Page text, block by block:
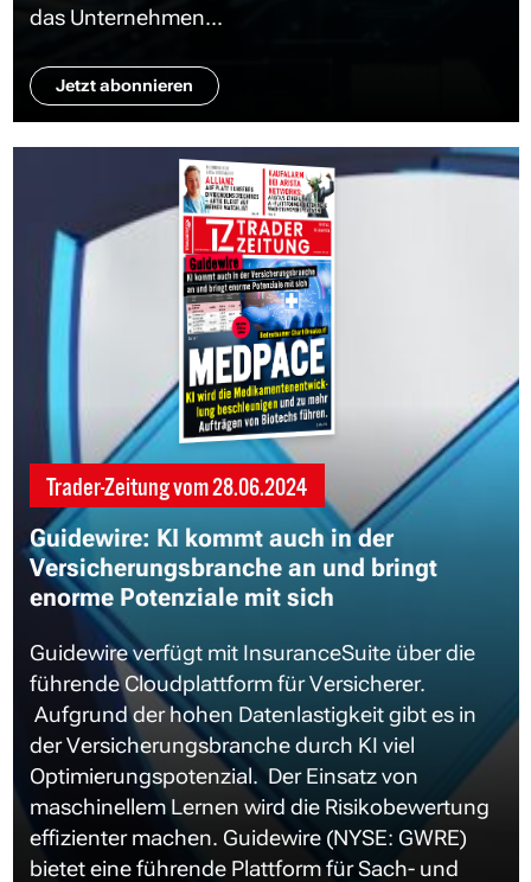
das Unternehmen...
Jetzt abonnieren
Trader-Zeitung vom28.06.2024
Guidewire: KI kommt auch in der
Versicherungsbranche an und bringt
enorme Potenziale mit sich
Guidewire verfügt mit InsuranceSuite über die
führende Cloudplattform für Versicherer.
Aufgrund der hohen Datenlastigkeit gibt es in
der Versicherungsbranche durch KI viel
Optimierungspotenzial. Der Einsatz von
maschinellem Lernen wird die Risikobewertung
effizienter machen. Guidewire (NYSE: GWRE)
bietet eine führende Plattform für Sach- und